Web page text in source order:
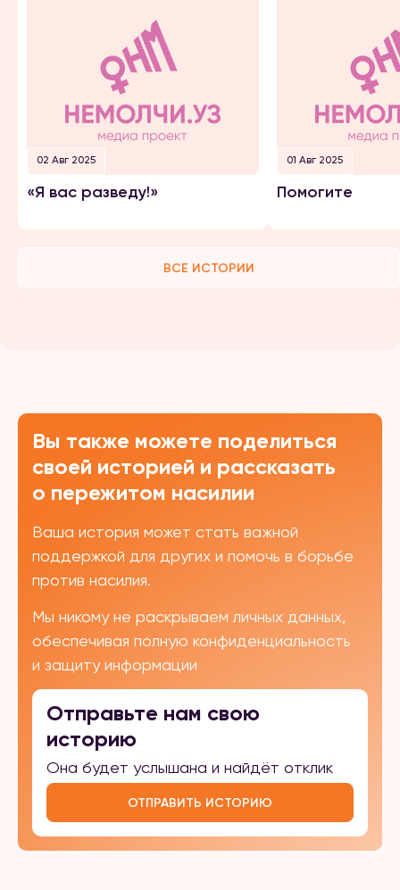
02 Авг 2025
«Я вас разведу!»
01 Авг 2025
Помогите
ВСЕ ИСТОРИИ
Вы также можете поделиться
своей историей и рассказать
о пережитом насилии
Ваша история может стать важной
поддержкой для других и помочь в борьбе
против насилия.
Мы никому не раскрываем личных данных,
обеспечивая полную конфиденциальность
и защиту информации
Отправьте нам свою
историю
Она будет услышана и найдёт отклик
ОТПРАВИТЬ ИСТОРИЮ